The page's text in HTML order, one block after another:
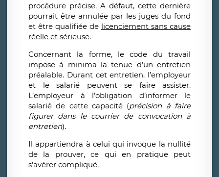
procédure précise. A défaut, cette dernière
pourrait être annulée par les juges du fond
et être qualifiée de licenciement sans cause
réelle et sérieuse.
Concernant la forme, le code du travail
impose à minima la tenue d’un entretien
préalable. Durant cet entretien, l’employeur
et le salarié peuvent se faire assister.
L’employeur à l’obligation d’informer le
salarié de cette capacité (précision à faire
figurer dans le courrier de convocation à
entretien).
Il appartiendra à celui qui invoque la nullité
de la prouver, ce qui en pratique peut
s’avérer compliqué.